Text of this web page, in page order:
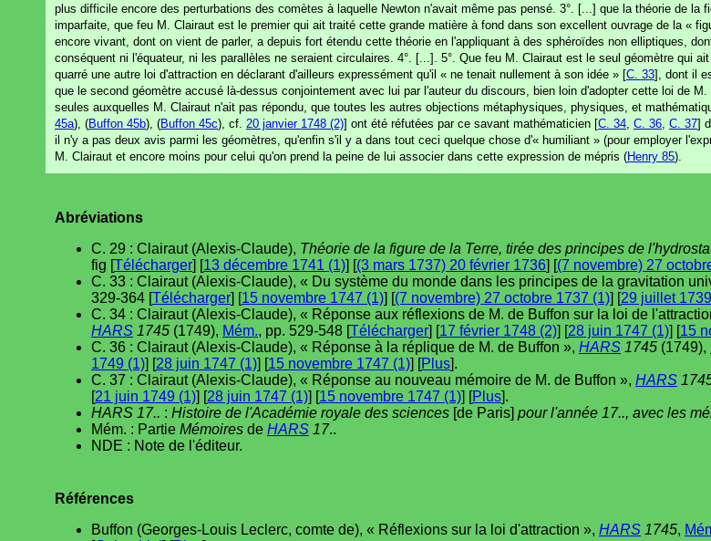
plus difficile encore des perturbations des comètes à laquelle Newton n'avait même pas pensé. 3°. [...] que la théorie de la
imparfaite, que feu M. Clairaut est le premier qui ait traité cette grande matière à fond dans son excellent ouvrage de la «
encore vivant, dont on vient de parler, a depuis fort étendu cette théorie en l'appliquant à des sphéroïdes non elliptiques,
conséquent ni l'équateur, ni les parallèles ne seraient circulaires. 4°. [...]. 5°. Que feu M. Clairaut est le seul géomètre qui
quarré une autre loi d'attraction en déclarant d'ailleurs expressément qu'il « ne tenait nullement à son idée » [C. 33], dont il
que le second géomètre accusé là-dessus conjointement avec lui par l'auteur du discours, bien loin d'adopter cette loi de
seules auxquelles M. Clairaut n'ait pas répondu, que toutes les autres objections métaphysiques, physiques, et
45a), (Buffon 45b), (Buffon 45c), cf. 20 janvier 1748 (2)] ont été réfutées par ce savant mathématicien [C. 34 C. 36 C. 37]
il n'y a pas deux avis parmi les géomètres, qu'enfin s'il y a dans tout ceci quelque chose d'« humiliant » (pour employer
M. Clairaut et encore moins pour celui qu'on prend la peine de lui associer dans cette expression de mépris (Henry 85).
Abréviations
C. 29 : Clairaut (Alexis-Claude), Théorie de la figure de la Terre, tirée des principes de
fig [Télécharger] [13 décembre 1741 (1)] [(3 mars 1737) 20 février 1736] [(7 novembre) 27
C. 33 : Clairaut (Alexis-Claude), « Du système du monde dans les principes de la gravitation
329-364 [Télécharger] [15 novembre 1747 (1)] [(7 novembre) 27 octobre 1737 (1)] [29 juillet
C. 34 : Clairaut (Alexis-Claude), « Réponse aux réflexions de M. de Buffon sur la loi de
HARS 1745 (1749), Mém., pp. 529-548 [Télécharger] [17 février 1748 (2)] [28 juin 1747 (1)] [15
C. 36 : Clairaut (Alexis-Claude), « Réponse à la réplique de M. de Buffon », HARS 1745 (1749),
1749 (1)] [28 juin 1747 (1)] [15 novembre 1747 (1)] [Plus].
C. 37 : Clairaut (Alexis-Claude), « Réponse au nouveau mémoire de M. de Buffon », HARS
[21 juin 1749 (1)] [28 juin 1747 (1)] [15 novembre 1747 (1)] [Plus].
HARS 17.. : Histoire de l'Académie royale des sciences [de Paris] pour l'année 17.., avec les
Mém. : Partie Mémoires de HARS 17..
NDE : Note de l'éditeur.
Références
Buffon (Georges-Louis Leclerc, comte de), « Réflexions sur la loi d'attraction », HARS 1745,